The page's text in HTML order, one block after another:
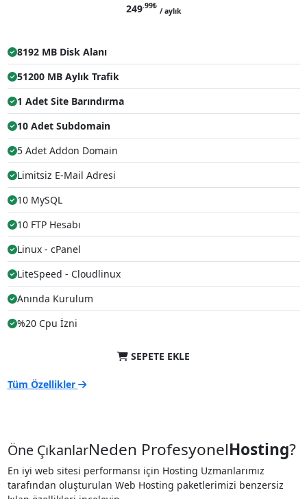
249.99₺
/ aylık
8192 MB Disk Alanı
51200 MB Aylık Trafik
1 Adet Site Barındırma
10 Adet Subdomain
5 Adet Addon Domain
Limitsiz E-Mail Adresi
10 MySQL
10 FTP Hesabı
Linux - cPanel
LiteSpeed - Cloudlinux
Anında Kurulum
%20 Cpu İzni
SEPETE EKLE
Tüm Özellikler
Öne ÇıkanlarNeden ProfesyonelHosting?
En iyi web sitesi performansı için Hosting Uzmanlarımız
tarafından oluşturulan Web Hosting paketlerimizi benzersiz